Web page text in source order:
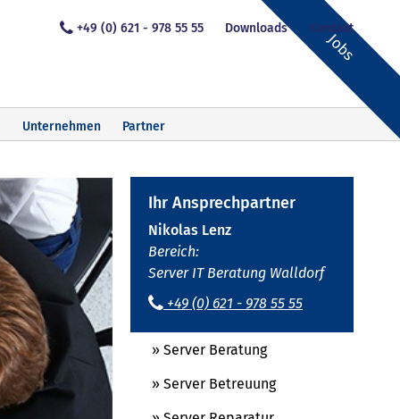
Jobs
+49 (0) 621 - 978 55 55 Downloads Kontakt
Unternehmen Partner
Ihr Ansprechpartner
Nikolas Lenz
Bereich:
Server IT Beratung Walldorf
+49 (0) 621 - 978 55 55
» Server Beratung
» Server Betreuung